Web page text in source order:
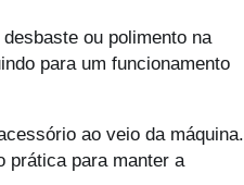
ou polimento na
para um funcionamento
ao veio da máquina.
prática para manter a